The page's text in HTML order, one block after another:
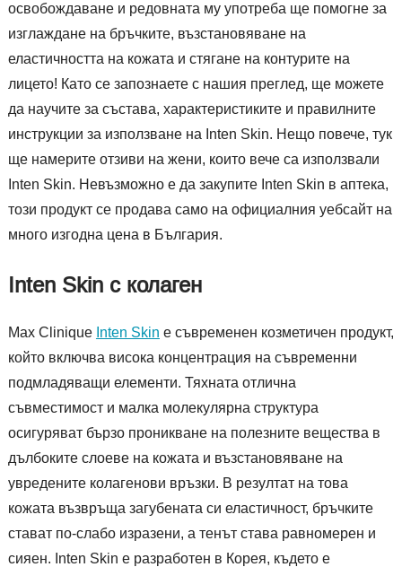
освобождаване и редовната му употреба ще помогне за
изглаждане на бръчките, възстановяване на
еластичността на кожата и стягане на контурите на
лицето! Като се запознаете с нашия преглед, ще можете
да научите за състава, характеристиките и правилните
инструкции за използване на Inten Skin. Нещо повече, тук
ще намерите отзиви на жени, които вече са използвали
Inten Skin. Невъзможно е да закупите Inten Skin в аптека,
този продукт се продава само на официалния уебсайт на
много изгодна цена в България.
Inten Skin с колаген
Max Clinique Inten Skin е съвременен козметичен продукт,
който включва висока концентрация на съвременни
подмладяващи елементи. Тяхната отлична
съвместимост и малка молекулярна структура
осигуряват бързо проникване на полезните вещества в
дълбоките слоеве на кожата и възстановяване на
увредените колагенови връзки. В резултат на това
кожата възвръща загубената си еластичност, бръчките
стават по-слабо изразени, а тенът става равномерен и
сияен. Inten Skin е разработен в Корея, където е